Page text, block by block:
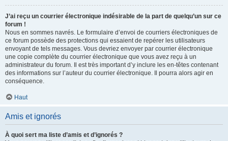
J’ai reçu un courrier électronique indésirable de la part de quelqu’un sur ce
forum !
Nous en sommes navrés. Le formulaire d’envoi de courriers électroniques de
ce forum possède des protections qui essaient de repérer les utilisateurs
envoyant de tels messages. Vous devriez envoyer par courrier électronique
une copie complète du courrier électronique que vous avez reçu à un
administrateur du forum. Il est très important d’y inclure les en-têtes contenant
des informations sur l’auteur du courrier électronique. Il pourra alors agir en
conséquence.
Haut
Amis et ignorés
À quoi sert ma liste d’amis et d’ignorés ?